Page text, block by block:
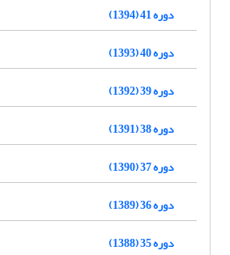
دوره 41 (1394)
دوره 40 (1393)
دوره 39 (1392)
دوره 38 (1391)
دوره 37 (1390)
دوره 36 (1389)
دوره 35 (1388)